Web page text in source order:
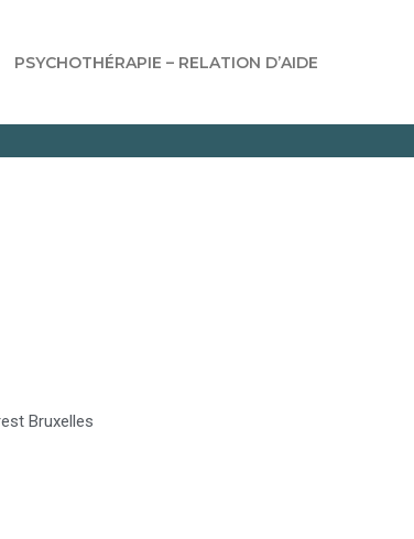
PSYCHOTHÉRAPIE – RELATION D’AIDE
Bruxelles